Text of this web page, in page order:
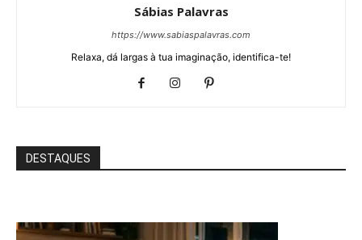
Sábias Palavras
https://www.sabiaspalavras.com
Relaxa, dá largas à tua imaginação, identifica-te!
DESTAQUES